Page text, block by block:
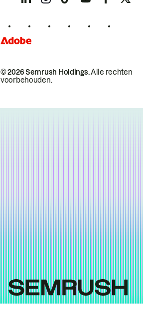
© 2026 Semrush Holdings.Alle rechten
voorbehouden.